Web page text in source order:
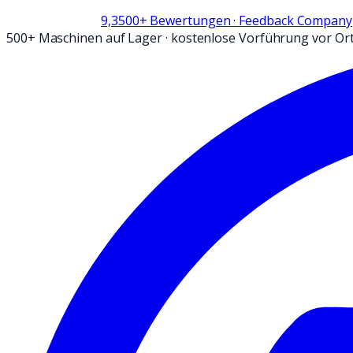
9,3500+ Bewertungen· Feedback Company
500+ Maschinen auf Lager· kostenlose Vorführung vor